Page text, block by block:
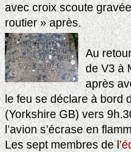
avec croix scoute
routier » après.
Au
de V3 à
après
le feu se déclare à bord
(Yorkshire GB) vers
l’avion s’écrase en
Les sept membres de l’